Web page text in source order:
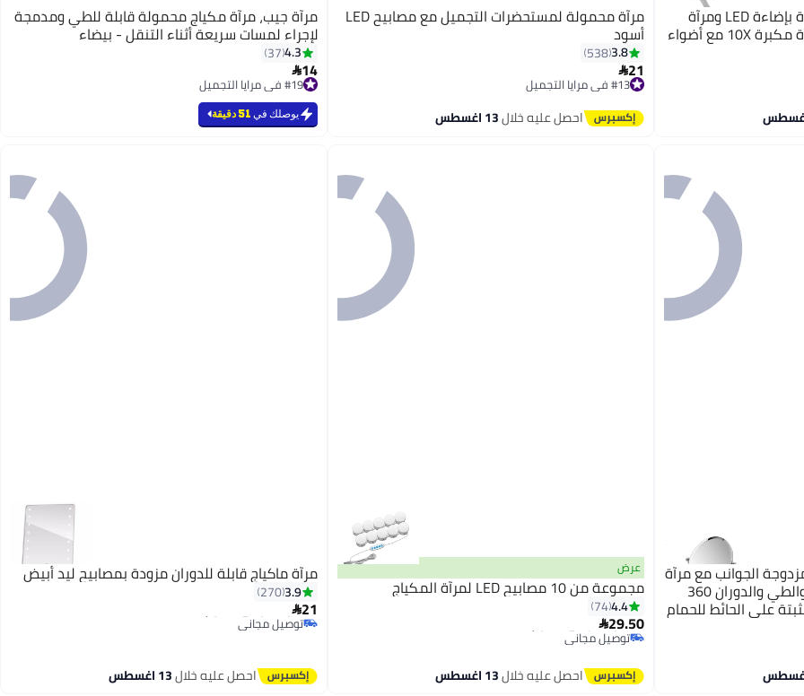
مرآة مكياج قابلة للطي مزودة بإضاءة LED ومرآة
للجيب مع صندوق تخزين ومرآة مكبرة 10X مع أضواء
مرآة محمولة لمستحضرات التجميل مع مصابيح LED
أسود
3.8
538
21
#13 في مرايا التجميل
أقل سعر في 7 يوم
توصيل مجاني
تم بيع +20 مؤخرًا احصل عليه خلال13 اغسطس
3
مرآة جيب، مرآة مكياج محمولة قابلة للطي ومدمجة
لإجراء لمسات سريعة أثناء التنقل - بيضاء
4.3
37
14
#19 في مرايا التجميل
تم بيع +10 مؤخرًا
#19 في مرايا التجميل
يوصلك في 51 دقيقة
8 بوصات مزدوجة الجوانب مع مرآة
مكبرة 5 مرات، قابلة للتمدد والطي والدوران 360
على الحائط للحمام
(فضية)
عرض
مجموعة من 10 مصابيح LED لمرآة المكياج
4.4
74
29.50
#25 في مرايا التجميل
أقل سعر في 30 يوم
توصيل مجاني
#25 في مرايا التجميل
احصل عليه خلال13 اغسطس
مرآة ماكياج قابلة للدوران مزودة بمصابيح ليد أبيض
3.9
270
21
#27 في مرايا التجميل
أقل سعر في 30 يوم
توصيل مجاني
#27 في مرايا التجميل
احصل عليه خلال13 اغسطس